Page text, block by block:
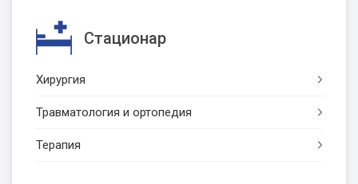
Стационар
Хирургия
Травматология и ортопедия
Терапия